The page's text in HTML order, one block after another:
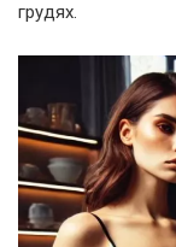
грудях.